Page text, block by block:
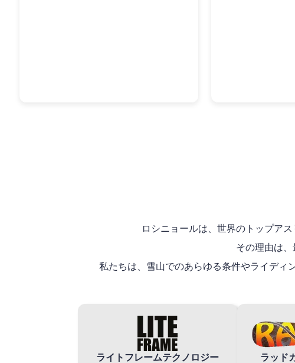
ロシニョールは、世界のトップア
その理由は
私たちは、雪山でのあらゆる条件やライディ
ライトフレームテクノロジー ラッド